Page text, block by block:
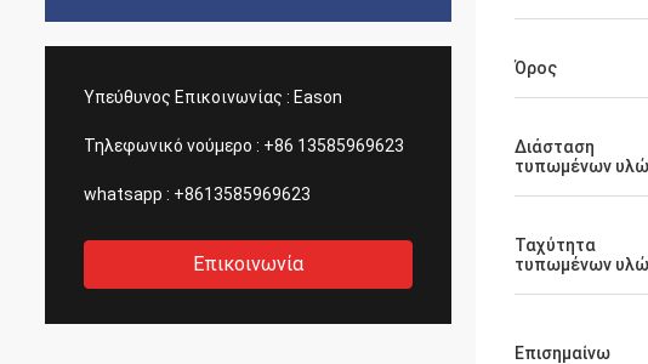
Υπεύθυνος Επικοινωνίας : Eason
Τηλεφωνικό νούμερο : +86 13585969623
whatsapp : +8613585969623
Επικοινωνία
Όρος
Διάσταση
τυπωμένων
Ταχύτητα
τυπωμένων
Επισημαίνω